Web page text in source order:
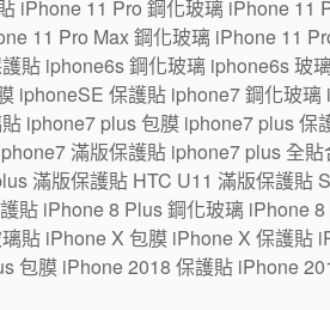
iPhone 11 Pro 鋼化玻璃 iPhone 11
11 Pro Max 鋼化玻璃 iPhone 11
貼 iphone6s 鋼化玻璃 iphone6s 玻
iphoneSE 保護貼 iphone7 鋼化玻
iphone7 plus 包膜 iphone7 plus
滿版保護貼 iphone7 plus 全
滿版保護貼 HTC U11 滿版保護貼
貼 iPhone 8 Plus 鋼化玻璃 iPhone
貼 iPhone X 包膜 iPhone X 保護貼
包膜 iPhone 2018 保護貼 iPhone